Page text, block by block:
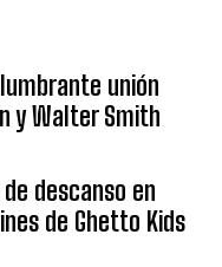
unión
y Walter Smith
descanso en
de Ghetto Kids